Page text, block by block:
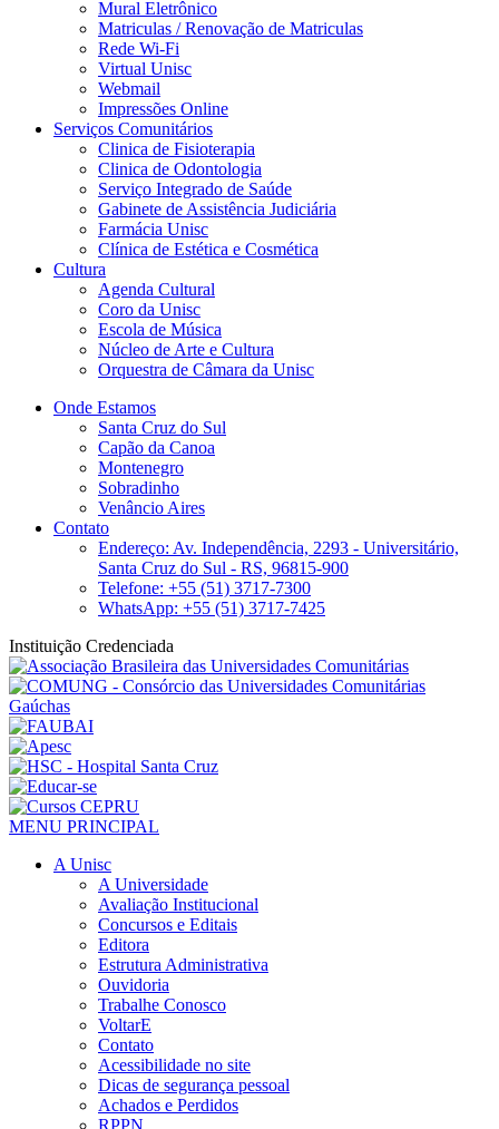
Mural Eletrônico
Matriculas / Renovação de Matriculas
Rede Wi-Fi
Virtual Unisc
Webmail
Impressões Online
Serviços Comunitários
Clinica de Fisioterapia
Clinica de Odontologia
Serviço Integrado de Saúde
Gabinete de Assistência Judiciária
Farmácia Unisc
Clínica de Estética e Cosmética
Cultura
Agenda Cultural
Coro da Unisc
Escola de Música
Núcleo de Arte e Cultura
Orquestra de Câmara da Unisc
Onde Estamos
Santa Cruz do Sul
Capão da Canoa
Montenegro
Sobradinho
Venâncio Aires
Contato
Endereço: Av. Independência, 2293 - Universitário,
Santa Cruz do Sul - RS, 96815-900
Telefone: +55 (51) 3717-7300
WhatsApp: +55 (51) 3717-7425
Instituição Credenciada
MENU PRINCIPAL
A Unisc
A Universidade
Avaliação Institucional
Concursos e Editais
Editora
Estrutura Administrativa
Ouvidoria
Trabalhe Conosco
VoltarE
Contato
Acessibilidade no site
Dicas de segurança pessoal
Achados e Perdidos
RPPN